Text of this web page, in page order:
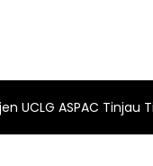
UCLG ASPAC Tinjau